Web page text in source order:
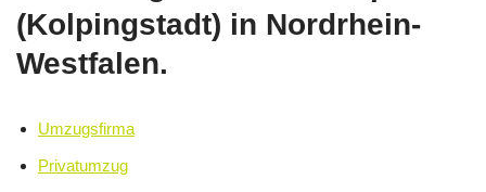
(Kolpingstadt) in Nordrhein-
Westfalen.
Umzugsfirma
Privatumzug